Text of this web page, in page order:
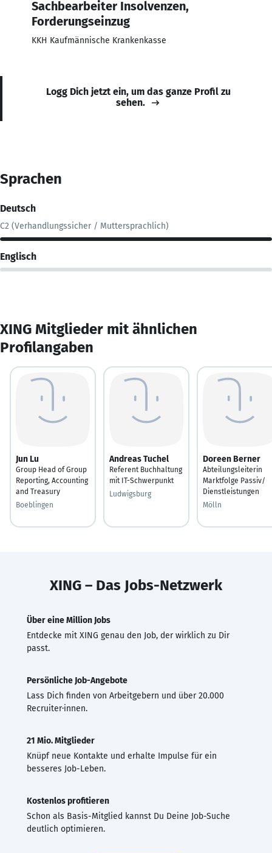
Sachbearbeiter Insolvenzen,
Forderungseinzug
KKH Kaufmännische Krankenkasse
Logg Dich jetzt ein, um das ganze Profil zu
sehen.
Sprachen
Deutsch
C2 (Verhandlungssicher / Muttersprachlich)
Englisch
XING Mitglieder mit ähnlichen
Profilangaben
Jun Lu
Group Head of Group
Reporting, Accounting
and Treasury
Boeblingen
Andreas Tuchel
Referent Buchhaltung
mit IT-Schwerpunkt
Ludwigsburg
Doreen Berner
Abteilungsleiterin
Marktfolge Passiv/
Dienstleistungen
Mölln
XING – Das Jobs-Netzwerk
Über eine Million Jobs
Entdecke mit XING genau den Job, der wirklich zu Dir
passt.
Persönliche Job-Angebote
Lass Dich finden von Arbeitgebern und über 20.000
Recruiter·innen.
21 Mio. Mitglieder
Knüpf neue Kontakte und erhalte Impulse für ein
besseres Job-Leben.
Kostenlos profitieren
Schon als Basis-Mitglied kannst Du Deine Job-Suche
deutlich optimieren.